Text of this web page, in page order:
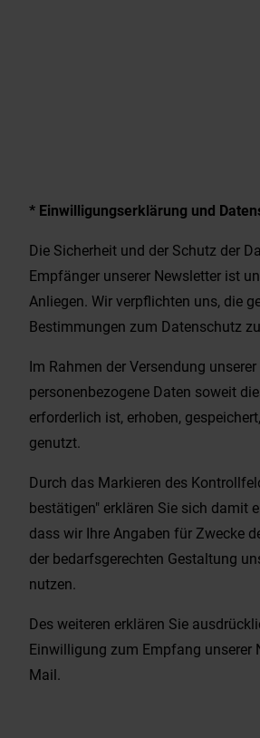
* Einwilligungserklärung und
Die Sicherheit und der Schutz der
Empfänger unserer Newsletter ist
Anliegen. Wir verpflichten uns, die
Bestimmungen zum Datenschutz
Im Rahmen der Versendung
personenbezogene Daten soweit
erforderlich ist, erhoben,
genutzt.
Durch das Markieren des
bestätigen" erklären Sie sich damit
dass wir Ihre Angaben für Zwecke
der bedarfsgerechten Gestaltung
nutzen.
Des weiteren erklären Sie
Einwilligung zum Empfang unserer
Mail.